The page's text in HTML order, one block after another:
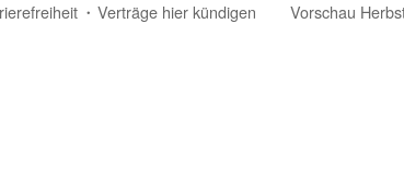
Verträge hier kündigen Vorschau